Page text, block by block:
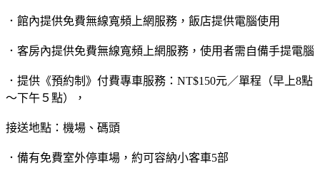
．館內提供免費無線寬頻上網服務，飯店提供電腦使用
．客房內提供免費無線寬頻上網服務，使用者需自備手提電腦
．提供《預約制》付費專車服務：NT$150元／單程（早上8點
～下午５點），
接送地點：機場、碼頭
．備有免費室外停車場，約可容納小客車5部